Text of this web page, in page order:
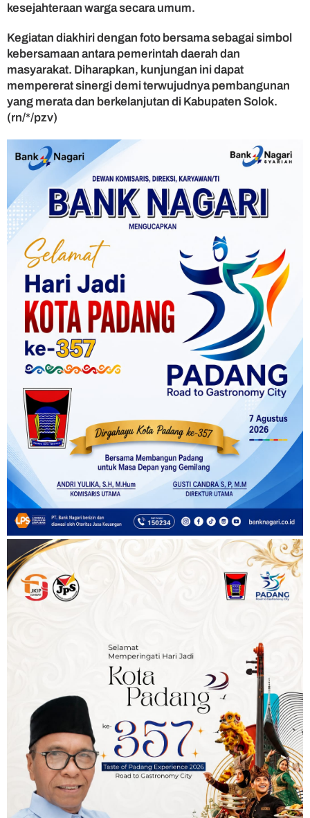
kesejahteraan warga secara umum.
Kegiatan diakhiri dengan foto bersama sebagai simbol
kebersamaan antara pemerintah daerah dan
masyarakat. Diharapkan, kunjungan ini dapat
mempererat sinergi demi terwujudnya pembangunan
yang merata dan berkelanjutan di Kabupaten Solok.
(rn/*/pzv)